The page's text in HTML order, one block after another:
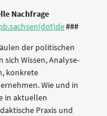
Nachfrage
###
der politischen
Wissen, Analyse-
konkrete
Wie und in
in aktuellen
Praxis und